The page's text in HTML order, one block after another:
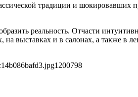
традиции и шокировавших
реальность. Отчасти
выставках и в салонах, а также в
1200798